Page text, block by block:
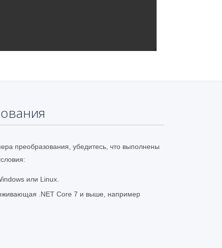
преобразования, убедитесь, что выполнены
или Linux.
.NET Core 7 и выше, например